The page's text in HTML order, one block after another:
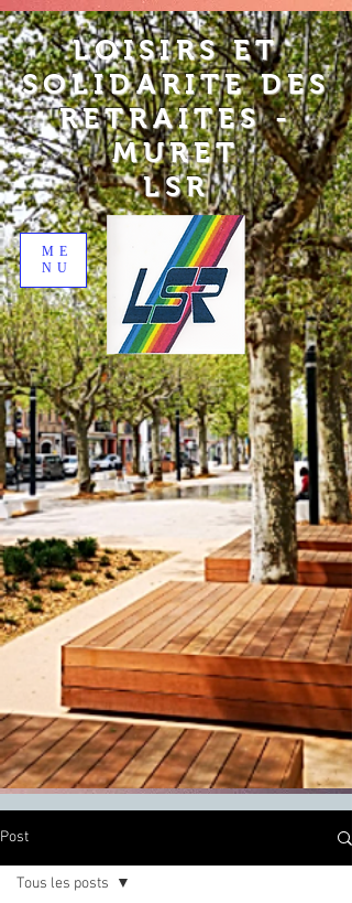
LOISIRS ET
SOLIDARITE DES
RETRAITES -
MURET
LSR
ME
NU
Post
Tous les posts